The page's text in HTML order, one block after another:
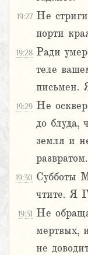
19:27 Не
порти
19:28 Ради
теле
письмен.
19:29 Не
до блуда,
земля и
развратом.
19:30 Субботы
чтите. Я
19:31 Не
мертвых,
не